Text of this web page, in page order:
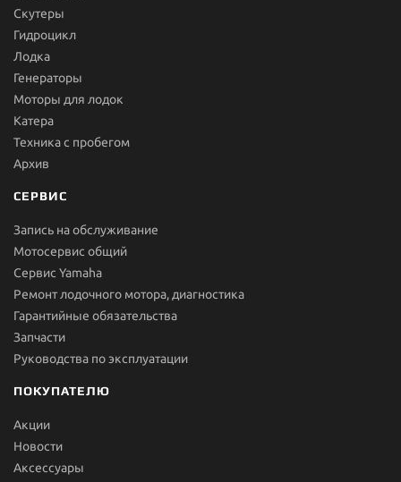
Скутеры
Гидроцикл
Лодка
Генераторы
Моторы для лодок
Катера
Техника с пробегом
Архив
СЕРВИС
Запись на обслуживание
Мотосервис общий
Сервис Yamaha
Ремонт лодочного мотора, диагностика
Гарантийные обязательства
Запчасти
Руководства по эксплуатации
ПОКУПАТЕЛЮ
Акции
Новости
Aксессуары